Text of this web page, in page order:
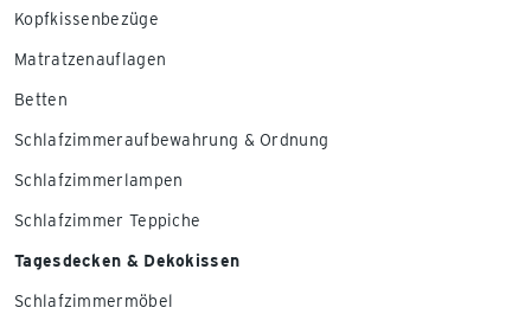
Kopfkissenbezüge
Matratzenauflagen
Betten
Schlafzimmeraufbewahrung & Ordnung
Schlafzimmerlampen
Schlafzimmer Teppiche
Tagesdecken & Dekokissen
Schlafzimmermöbel